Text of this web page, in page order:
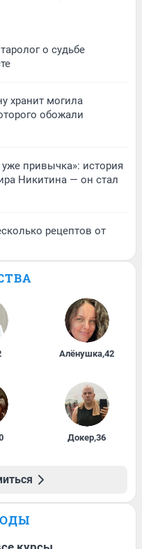
о судьбе
хранит могила
обожали
привычка»: история
Никитина — он стал
рецептов от
Алёнушка,42
Докер,36